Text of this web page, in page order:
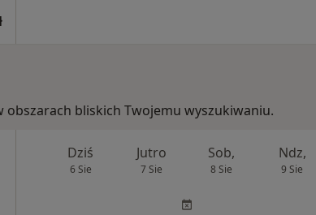
obszarach bliskich Twojemu wyszukiwaniu.
Dziś
6 Sie
Jutro
7 Sie
Sob,
8 Sie
Ndz,
9 Sie